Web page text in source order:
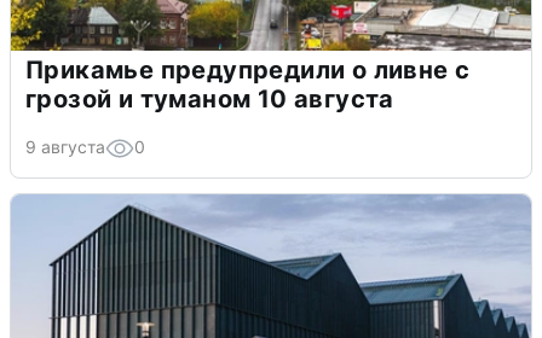
Прикамье предупредили о ливне с
грозой и туманом 10 августа
9 августа 0